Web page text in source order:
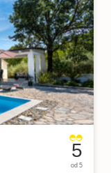
5
od 5